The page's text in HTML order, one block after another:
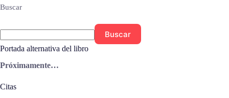
Buscar
Buscar
Portada alternativa del libro
Próximamente…
Citas